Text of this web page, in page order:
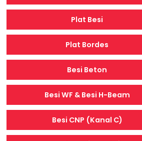
Plat Besi
Plat Bordes
Besi Beton
Besi WF & Besi H-Beam
Besi CNP (Kanal C)